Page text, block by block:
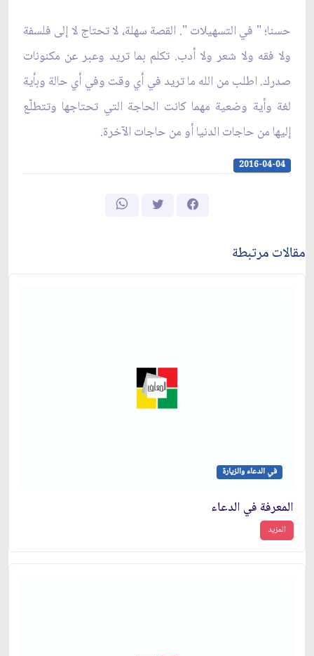
حسنا؛ " في التسهيلات ". القصة سهلة، لا تحتاج لا إلى فلسفة
ولا فقه ولا شعر ولا أدب. تكلم بما تريد وعبر عن مكنونات
صدرك. اطلب من الله ما تريد في أي وقت وفي أي حالة وبأية
لغة وأية وضعية مهما كانت الحاجة التي تحتاجها وتتطلّع
إليها من حاجات الدنيا أو من حاجات الآخرة.
2016-04-04
مقالات مرتبطة
في الدعاء والزيارة
المعرفة في الدعاء
المزيد